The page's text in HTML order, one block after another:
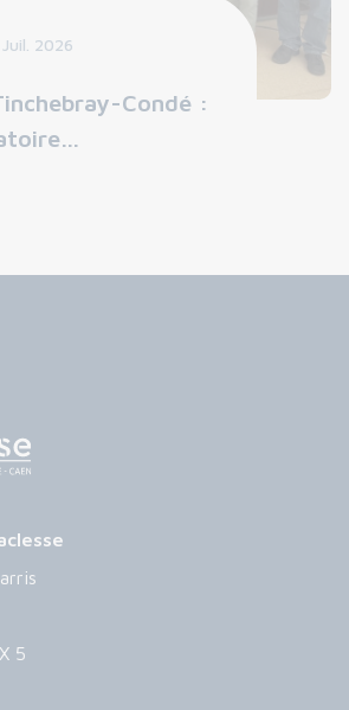
Juil. 2026
Condé :
5